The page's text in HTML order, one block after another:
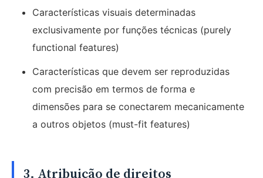
Características visuais determinadas
exclusivamente por funções técnicas (purely
functional features)
Características que devem ser reproduzidas
com precisão em termos de forma e
dimensões para se conectarem mecanicamente
a outros objetos (must-fit features)
3. Atribuição de direitos